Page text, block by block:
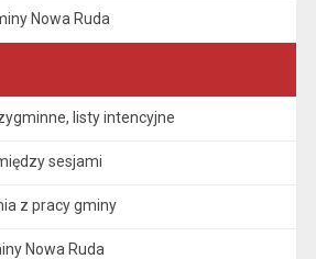
Nowa Ruda
listy intencyjne
sesjami
z pracy gminy
Nowa Ruda